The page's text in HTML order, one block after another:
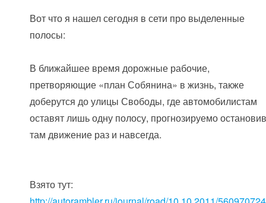
Вот что я нашел сегодня в сети про выделенные
полосы:
В ближайшее время дорожные рабочие,
претворяющие «план Собянина» в жизнь, также
доберутся до улицы Свободы, где автомобилистам
оставят лишь одну полосу, прогнозируемо
там движение раз и навсегда.
Взято тут: